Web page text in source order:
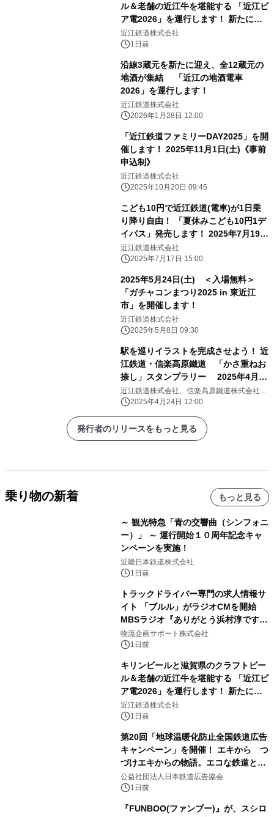
ル＆老舗の近江牛を堪能する 「近江ビ
ア電2026」を運行します！ 新たに
「長濱浪漫ビール」が参加！キリン一
番搾り飲み放題が復活！
近江鉄道株式会社
1日前
沿線3蔵元を新たに迎え、全12蔵元の
地酒が集結 「近江の地酒電車
2026」を運行します！
近江鉄道株式会社
2026年1月28日 12:00
「近江鉄道ファミリーDAY2025」を開
催します！ 2025年11月1日(土)《事前
申込制》
近江鉄道株式会社
2025年10月20日 09:45
こども10円で近江鉄道(電車)が1日乗
り降り自由！ 「夏休みこども10円1デ
イパス」発売します！ 2025年7月19日
(土)～8月31日(日)の毎日発売 こど
も向けなぞとき「近江鉄道なぞめぐ
近江鉄道株式会社
2025年7月17日 15:00
2025年5月24日(土) ＜入場無料＞
「ガチャコンまつり2025 in 東近江
市」を開催します！
近江鉄道株式会社
2025年5月8日 09:30
駅を巡りイラストを完成させよう！ 近
江鉄道・信楽高原鐵道 「かさ重ねお
捺し」スタンプラリー 2025年4月26
日(土)～8月31日(日)開催 ＜参加無料
＞
近江鉄道株式会社、信楽高原鐵道株式会社、
びわこ京阪奈線(仮称)鉄道建設期成促進同盟
2025年4月24日 12:00
発行者のリリースをもっと見る
乗り物の新着 もっと見る
～ 観光特急「青の交響曲（シンフォニ
ー）」 ～ 運行開始１０周年記念キャ
ンペーンを実施！
近畿日本鉄道株式会社
1日前
トラックドライバー専門の求人情報サ
イト 「ブルル」がラジオCMを開始
MBSラジオ『ありがとう浜村淳です』
にて8月1日(土)より
物流企画サポート株式会社
1日前
キリンビールと滋賀県のクラフトビー
ル＆老舗の近江牛を堪能する 「近江ビ
ア電2026」を運行します！ 新たに
「長濱浪漫ビール」が参加！キリン一
番搾り飲み放題が復活！
近江鉄道株式会社
1日前
第20回「地球温暖化防止全国鉄道広告
キャンペーン」を開催！ エキから つ
づけエキからの物語。エコな鉄道とと
もに。
公益社団法人日本鉄道広告協会
1日前
『FUNBOO(ファンブー)』が、スシロ